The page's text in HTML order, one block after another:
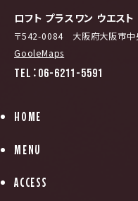
ロフト プラスワン ウエスト
〒542-0084 大阪府大阪市中
GooleMaps
TEL：06-6211-5591
HOME
MENU
ACCESS